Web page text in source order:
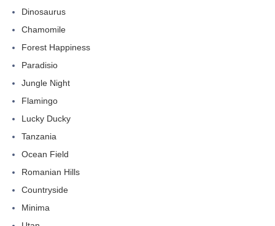
Dinosaurus
Chamomile
Forest Happiness
Paradisio
Jungle Night
Flamingo
Lucky Ducky
Tanzania
Ocean Field
Romanian Hills
Countryside
Minima